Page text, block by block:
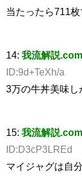
当たったら711
14: 我流解説.com
ID:9d+TeXh/a
3万の牛丼美味し
15: 我流解説.com
ID:D3cP3LREd
マイジャグは自